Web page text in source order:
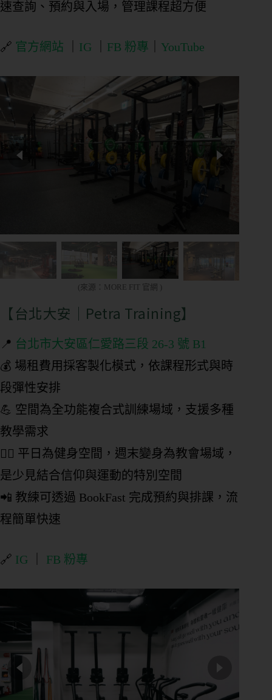
速查詢、預約與入場，管理課程超方便
🔗 官方網站 IG FB 粉專 YouTube
(來源：MORE FIT 官網 )
【台北大安｜Petra Training】
📍 台北市大安區仁愛路三段 26-3 號 B1
💰 場租費用採客製化模式，依課程形式與時
段彈性安排
💪 空間為全功能複合式訓練場域，支援多種
教學需求
🧘‍♂️ 平日為健身空間，週末變身為教會場域，
是少見結合信仰與運動的特別空間
📲 教練可透過 BookFast 完成預約與排課，流
程簡單快速
🔗 IG FB 粉專